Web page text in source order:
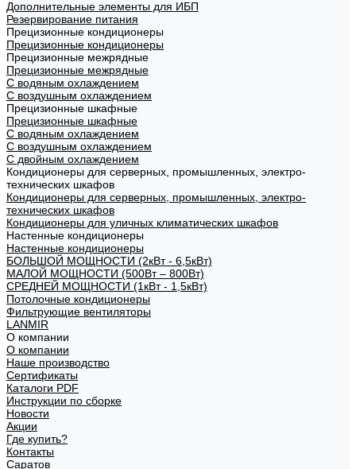
Дополнительные элементы для ИБП
Резервирование питания
Прецизионные кондиционеры
Прецизионные кондиционеры
Прецизионные межрядные
Прецизионные межрядные
С водяным охлаждением
С воздушным охлаждением
Прецизионные шкафные
Прецизионные шкафные
С водяным охлаждением
С воздушным охлаждением
С двойным охлаждением
Кондиционеры для серверных, промышленных, электро-
технических шкафов
Кондиционеры для серверных, промышленных, электро-
технических шкафов
Кондиционеры для уличных климатических шкафов
Настенные кондиционеры
Настенные кондиционеры
БОЛЬШОЙ МОЩНОСТИ (2кВт - 6,5кВт)
МАЛОЙ МОЩНОСТИ (500Вт – 800Вт)
СРЕДНЕЙ МОЩНОСТИ (1кВт - 1,5кВт)
Потолочные кондиционеры
Фильтрующие вентиляторы
LANMIR
О компании
О компании
Наше производство
Сертификаты
Каталоги PDF
Инструкции по сборке
Новости
Акции
Где купить?
Контакты
Саратов